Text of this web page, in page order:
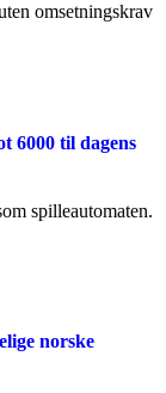
omsetningskrav
6000 til dagens
spilleautomaten.
norske